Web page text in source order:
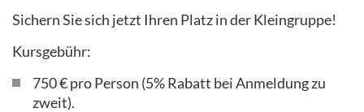
Sichern Sie sich jetzt Ihren Platz in der Kleingruppe!
Kursgebühr:
750 € pro Person (5% Rabatt bei Anmeldung zu
zweit).